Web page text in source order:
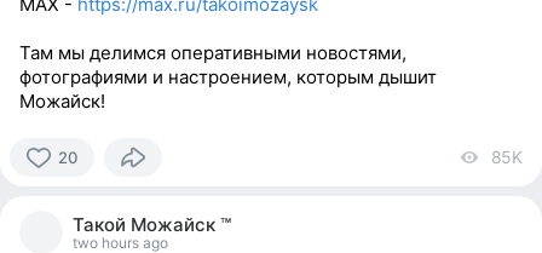
Там мы делимся оперативными новостями,
фотографиями и настроением, которым дышит
Можайск!
20 85K
Такой Можайск ™
two hours ago